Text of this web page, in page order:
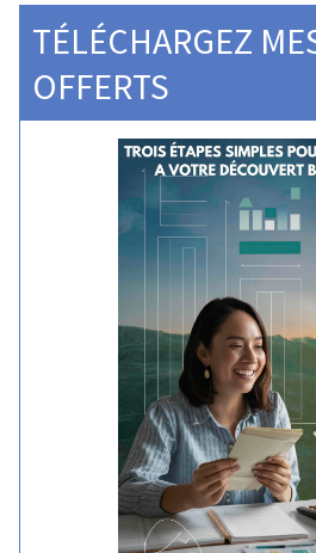
TÉLÉCHARGEZ
OFFERTS